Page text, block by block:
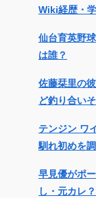
Wiki経歴・
仙台育英野
は誰？
佐藤栞里の
ど釣り合いそ
テンジン ワ
馴れ初めを
早見優がポ
し・元カレ